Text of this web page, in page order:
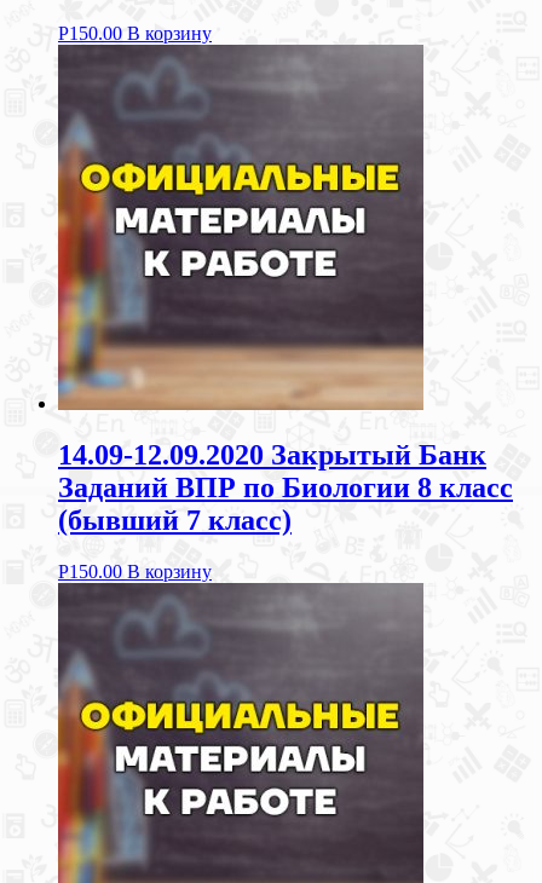
Р150.00 В корзину
14.09-12.09.2020 Закрытый Банк
Заданий ВПР по Биологии 8 класс
(бывший 7 класс)
Р150.00 В корзину